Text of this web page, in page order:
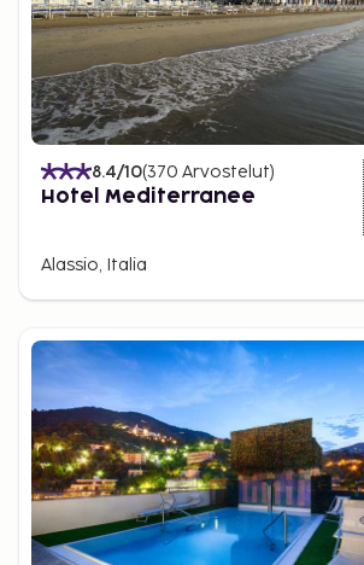
8.4/10(370 Arvostelut)
Hotel Mediterranee
Alassio, Italia